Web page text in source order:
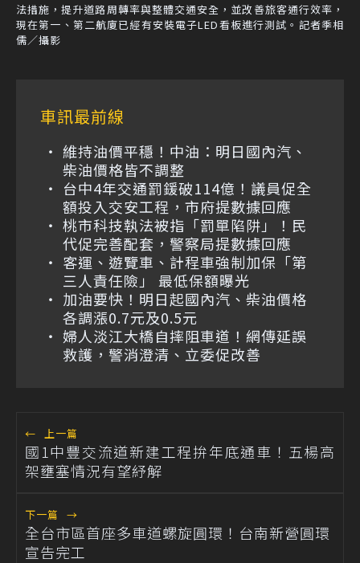
法措施，提升道路周轉率與整體交通安全，並改善旅客通行效率，
現在第一、第二航廈已經有安裝電子LED看板進行測試。記者季相
儒／攝影
車訊最前線
維持油價平穩！中油：明日國內汽、
柴油價格皆不調整
台中4年交通罰鍰破114億！議員促全
額投入交安工程，市府提數據回應
桃市科技執法被指「罰單陷阱」！民
代促完善配套，警察局提數據回應
客運、遊覽車、計程車強制加保「第
三人責任險」 最低保額曝光
加油要快！明日起國內汽、柴油價格
各調漲0.7元及0.5元
婦人淡江大橋自摔阻車道！網傳延誤
救護，警消澄清、立委促改善
← 上一篇
國1中豐交流道新建工程拚年底通車！五楊高
架壅塞情況有望紓解
下一篇 →
全台市區首座多車道螺旋圓環！台南新營圓環
宣告完工